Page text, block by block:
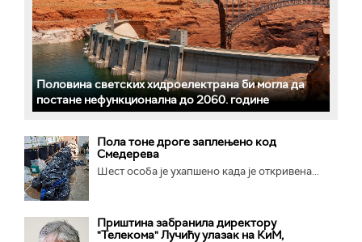
Половина светских хидроелектрана би могла да
постане нефункционална до 2060. године
Пола тоне дроге заплењено код
Смедерева
Шест особа је ухапшено када је откривена...
Приштина забранила директору
"Телекома" Лучићу улазак на КиМ,